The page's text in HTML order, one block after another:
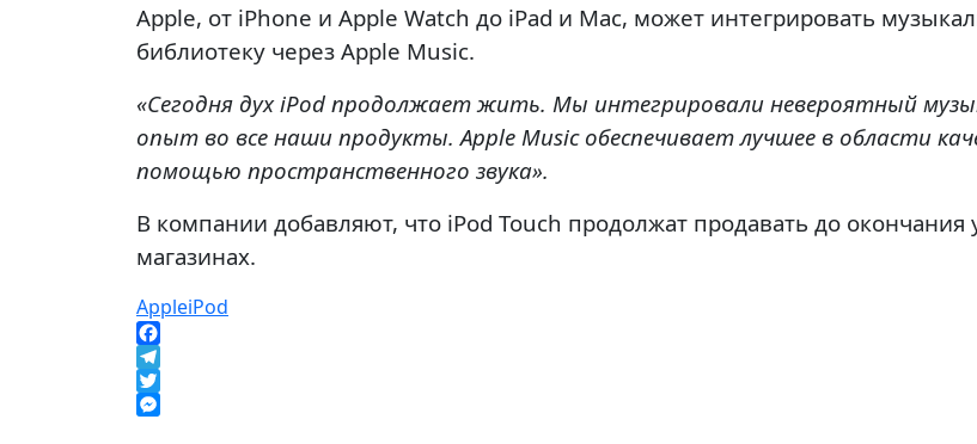
Apple, от iPhone и Apple Watch до iPad и Mac, может интегрировать
библиотеку через Apple Music.
«Сегодня дух iPod продолжает жить. Мы интегрировали невероятный
опыт во все наши продукты. Apple Music обеспечивает лучшее в области
помощью пространственного звука».
В компании добавляют, что iPod Touch продолжат продавать до окончания
магазинах.
AppleiPod
Facebook
Telegram
Twitter